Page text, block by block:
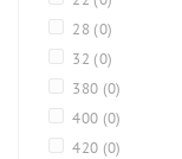
28 (0)
32 (0)
380 (0)
400 (0)
420 (0)